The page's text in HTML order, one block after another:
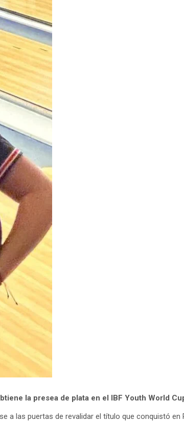
la presea de plata en el IBF Youth World
a las puertas de revalidar el título que conquistó en